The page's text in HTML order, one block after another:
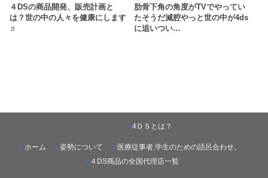
４DSの商品開発、販売計画と
は？世の中の人々を健康にします
♬
肋骨下角の角度がTVでやってい
たそうだ減腔やっと世の中が4ds
に追いつい…
ホーム
4ＤＳとは？
姿勢について
医療従事者,学生のための語呂合わせ。
４DS商品の全国代理店一覧